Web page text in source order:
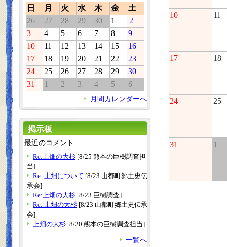
10 11
17 18
24 25
31 1
日
月 火 水 木 金
土
26
27 28 29 30 1
2
3
4 5 6 7 8
9
10
11 12 13 14 15
16
17
18 19 20 21 22
23
24
25 26 27 28 29
30
31
1 2 3 4 5 6
月間カレンダーへ
掲示板
最近のコメント
Re:上畑の大杉 [8/25 熊本の巨樹調査担
当]
Re: 上畑について [8/23 山都町郷土史伝
承会]
Re:上畑の大杉 [8/23 巨樹調査]
Re: 上畑の大杉 [8/23 山都町郷土史伝承
会]
上畑の大杉 [8/20 熊本の巨樹調査担当]
一覧へ